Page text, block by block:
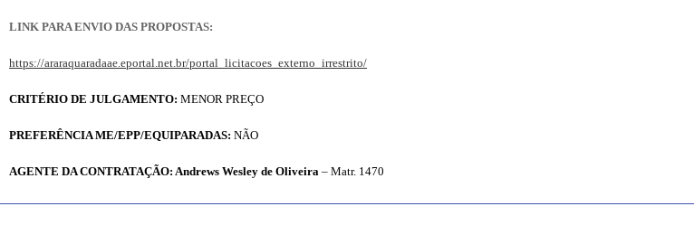
LINK PARA ENVIO DAS PROPOSTAS:
https://araraquaradaae.eportal.net.br/portal_licitacoes_externo_irrestrito/
CRITÉRIO DE JULGAMENTO: MENOR PREÇO
PREFERÊNCIA ME/EPP/EQUIPARADAS: NÃO
AGENTE DA CONTRATAÇÃO: Andrews Wesley de Oliveira – Matr. 1470